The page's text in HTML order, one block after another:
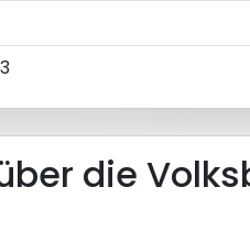
die